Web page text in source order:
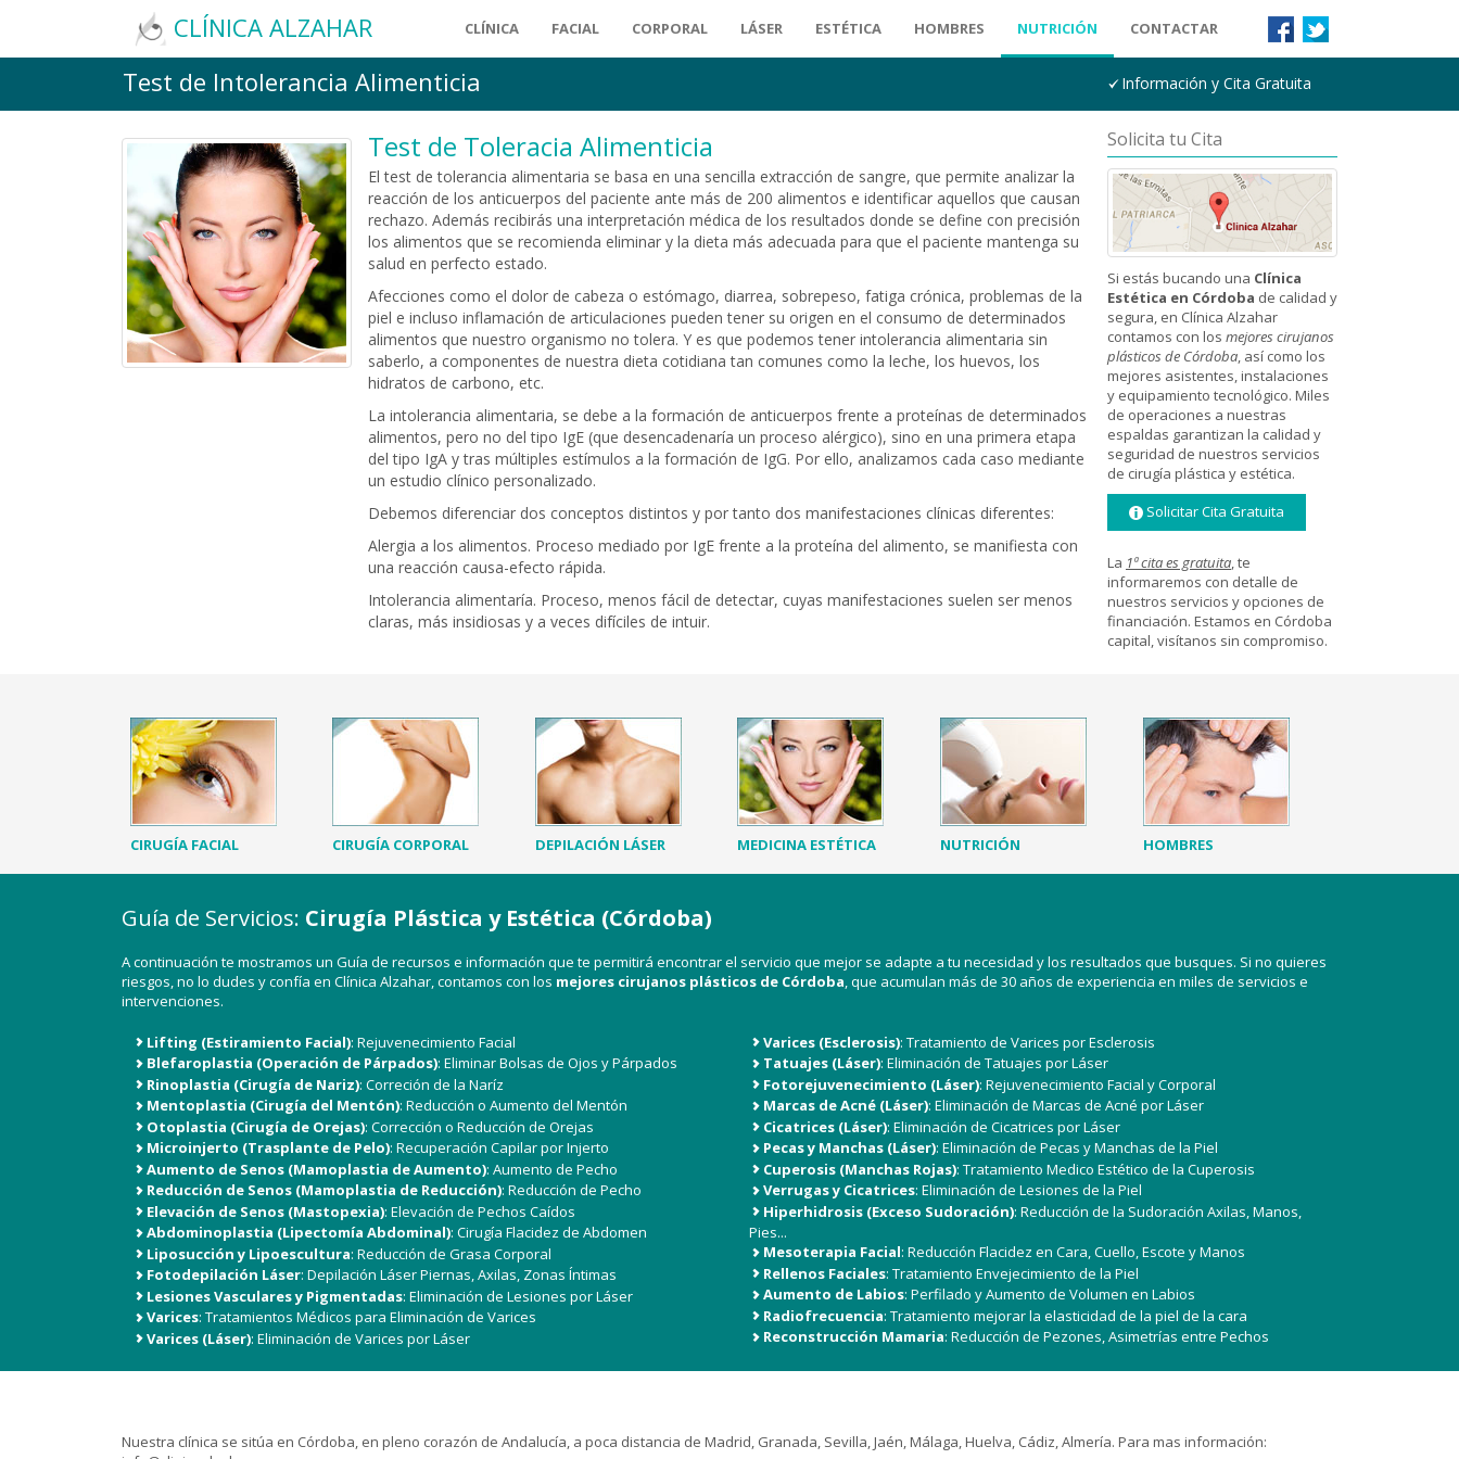
CLÍNICA ALZAHAR CLÍNICA FACIAL CORPORAL LÁSER ESTÉTICA HOMBRES NUTRICIÓN CONTACTAR
Test de Intolerancia Alimenticia Información y Cita Gratuita
Test de Toleracia Alimenticia
El test de tolerancia alimentaria se basa en una sencilla extracción de sangre, que permite analizar la
reacción de los anticuerpos del paciente ante más de 200 alimentos e identificar aquellos que causan
rechazo. Además recibirás una interpretación médica de los resultados donde se define con precisión
los alimentos que se recomienda eliminar y la dieta más adecuada para que el paciente mantenga su
salud en perfecto estado.
Afecciones como el dolor de cabeza o estómago, diarrea, sobrepeso, fatiga crónica, problemas de la
piel e incluso inflamación de articulaciones pueden tener su origen en el consumo de determinados
alimentos que nuestro organismo no tolera. Y es que podemos tener intolerancia alimentaria sin
saberlo, a componentes de nuestra dieta cotidiana tan comunes como la leche, los huevos, los
hidratos de carbono, etc.
La intolerancia alimentaria, se debe a la formación de anticuerpos frente a proteínas de determinados
alimentos, pero no del tipo IgE (que desencadenaría un proceso alérgico), sino en una primera etapa
del tipo IgA y tras múltiples estímulos a la formación de IgG. Por ello, analizamos cada caso mediante
un estudio clínico personalizado.
Debemos diferenciar dos conceptos distintos y por tanto dos manifestaciones clínicas diferentes:
Alergia a los alimentos. Proceso mediado por IgE frente a la proteína del alimento, se manifiesta con
una reacción causa-efecto rápida.
Intolerancia alimentaría. Proceso, menos fácil de detectar, cuyas manifestaciones suelen ser menos
claras, más insidiosas y a veces difíciles de intuir.
Solicita tu Cita
Si estás bucando una Clínica
Estética en Córdoba de calidad y
segura, en Clínica Alzahar
contamos con los mejores cirujanos
plásticos de Córdoba, así como los
mejores asistentes, instalaciones
y equipamiento tecnológico. Miles
de operaciones a nuestras
espaldas garantizan la calidad y
seguridad de nuestros servicios
de cirugía plástica y estética.
Solicitar Cita Gratuita
La 1ª cita es gratuita, te
informaremos con detalle de
nuestros servicios y opciones de
financiación. Estamos en Córdoba
capital, visítanos sin compromiso.
CIRUGÍA FACIAL CIRUGÍA CORPORAL DEPILACIÓN LÁSER MEDICINA ESTÉTICA NUTRICIÓN HOMBRES
Guía de Servicios: Cirugía Plástica y Estética (Córdoba)
A continuación te mostramos un Guía de recursos e información que te permitirá encontrar el servicio que mejor se adapte a tu necesidad y los resultados que busques. Si no quieres
riesgos, no lo dudes y confía en Clínica Alzahar, contamos con los mejores cirujanos plásticos de Córdoba , que acumulan más de 30 años de experiencia en miles de servicios e
intervenciones.
Lifting (Estiramiento Facial): Rejuvenecimiento Facial
Blefaroplastia (Operación de Párpados): Eliminar Bolsas de Ojos y Párpados
Rinoplastia (Cirugía de Nariz): Correción de la Naríz
Mentoplastia (Cirugía del Mentón): Reducción o Aumento del Mentón
Otoplastia (Cirugía de Orejas): Corrección o Reducción de Orejas
Microinjerto (Trasplante de Pelo): Recuperación Capilar por Injerto
Aumento de Senos (Mamoplastia de Aumento): Aumento de Pecho
Reducción de Senos (Mamoplastia de Reducción): Reducción de Pecho
Elevación de Senos (Mastopexia): Elevación de Pechos Caídos
Abdominoplastia (Lipectomía Abdominal): Cirugía Flacidez de Abdomen
Liposucción y Lipoescultura: Reducción de Grasa Corporal
Fotodepilación Láser: Depilación Láser Piernas, Axilas, Zonas Íntimas
Lesiones Vasculares y Pigmentadas: Eliminación de Lesiones por Láser
Varices: Tratamientos Médicos para Eliminación de Varices
Varices (Láser): Eliminación de Varices por Láser
Varices (Esclerosis): Tratamiento de Varices por Esclerosis
Tatuajes (Láser): Eliminación de Tatuajes por Láser
Fotorejuvenecimiento (Láser): Rejuvenecimiento Facial y Corporal
Marcas de Acné (Láser): Eliminación de Marcas de Acné por Láser
Cicatrices (Láser): Eliminación de Cicatrices por Láser
Pecas y Manchas (Láser): Eliminación de Pecas y Manchas de la Piel
Cuperosis (Manchas Rojas): Tratamiento Medico Estético de la Cuperosis
Verrugas y Cicatrices: Eliminación de Lesiones de la Piel
Hiperhidrosis (Exceso Sudoración): Reducción de la Sudoración Axilas, Manos,
Pies...
Mesoterapia Facial: Reducción Flacidez en Cara, Cuello, Escote y Manos
Rellenos Faciales: Tratamiento Envejecimiento de la Piel
Aumento de Labios: Perfilado y Aumento de Volumen en Labios
Radiofrecuencia: Tratamiento mejorar la elasticidad de la piel de la cara
Reconstrucción Mamaria: Reducción de Pezones, Asimetrías entre Pechos
Nuestra clínica se sitúa en Córdoba, en pleno corazón de Andalucía, a poca distancia de Madrid, Granada, Sevilla, Jaén, Málaga, Huelva, Cádiz, Almería. Para mas información: